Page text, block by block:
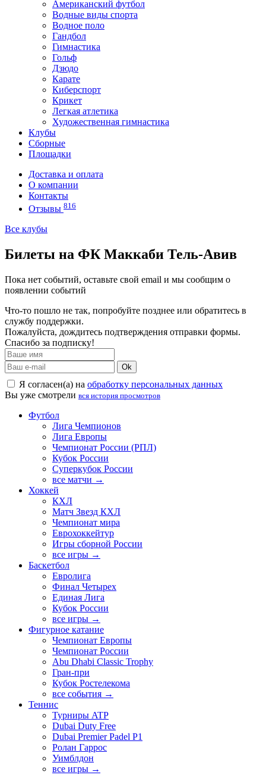
Американский футбол
Водные виды спорта
Водное поло
Гандбол
Гимнастика
Гольф
Дзюдо
Карате
Киберспорт
Крикет
Легкая атлетика
Художественная гимнастика
Клубы
Сборные
Площадки
Доставка и оплата
О компании
Контакты
Отзывы 816
Все клубы
Билеты на ФК Маккаби Тель-Авив
Пока нет событий, оставьте свой email и мы сообщим о
появлении событий
Что-то пошло не так, попробуйте позднее или обратитесь в
службу поддержки.
Пожалуйста, дождитесь подтверждения отправки формы.
Спасибо за подписку!
Ok
Я согласен(а) на обработку персональных данных
Вы уже смотрели вся история просмотров
Футбол
Лига Чемпионов
Лига Европы
Чемпионат России (РПЛ)
Кубок России
Суперкубок России
все матчи →
Хоккей
КХЛ
Матч Звезд КХЛ
Чемпионат мира
Еврохоккейтур
Игры сборной России
все игры →
Баскетбол
Евролига
Финал Четырех
Единая Лига
Кубок России
все игры →
Фигурное катание
Чемпионат Европы
Чемпионат России
Abu Dhabi Classic Trophy
Гран-при
Кубок Ростелекома
все события →
Теннис
Турниры ATP
Dubai Duty Free
Dubai Premier Padel P1
Ролан Гаррос
Уимблдон
все игры →